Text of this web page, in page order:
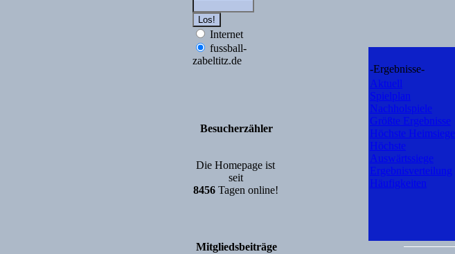
Internet
fussball-
zabeltitz.de
Besucherzähler
Die Homepage ist
seit
8456Tagen online!
Mitgliedsbeiträge
-Ergebnisse-
Aktuell
Spielplan
Nachholspiele
Größte Ergebnisse
Höchste Heimsiege
Höchste
Auswärtssiege
Ergebnisverteilung
Häufigkeiten